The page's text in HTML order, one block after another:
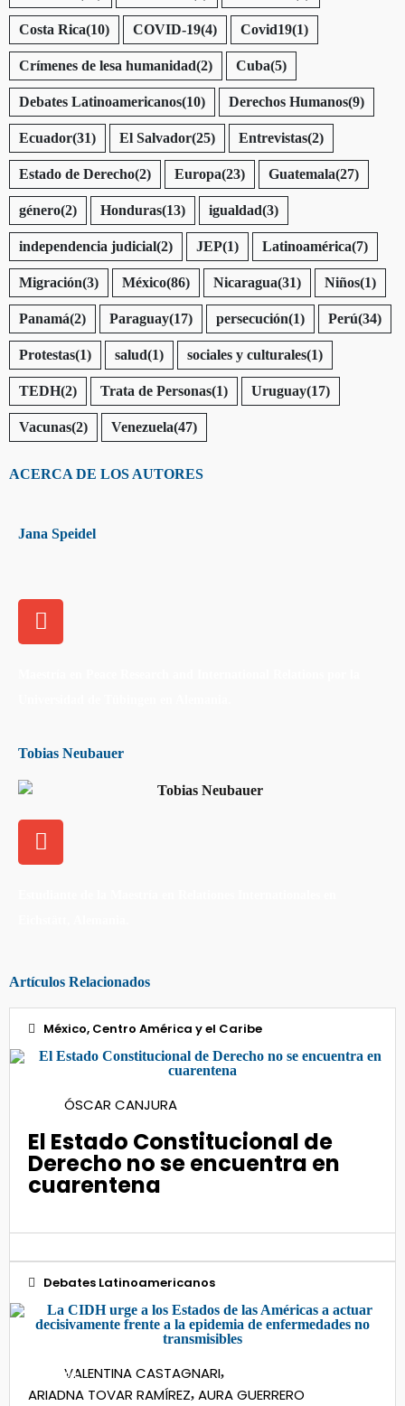
Costa Rica(10) COVID-19(4) Covid19(1)
Crímenes de lesa humanidad(2) Cuba(5)
Debates Latinoamericanos(10) Derechos Humanos(9)
Ecuador(31) El Salvador(25) Entrevistas(2)
Estado de Derecho(2) Europa(23) Guatemala(27)
género(2) Honduras(13) igualdad(3)
independencia judicial(2) JEP(1) Latinoamérica(7)
Migración(3) México(86) Nicaragua(31) Niños(1)
Panamá(2) Paraguay(17) persecución(1) Perú(34)
Protestas(1) salud(1) sociales y culturales(1)
TEDH(2) Trata de Personas(1) Uruguay(17)
Vacunas(2) Venezuela(47)
ACERCA DE LOS AUTORES
Jana Speidel
Tobias Neubauer
Artículos Relacionados
México, Centro América y el Caribe
17ÓSCAR CANJURA
El Estado Constitucional de
Derecho no se encuentra en
cuarentena
Debates Latinoamericanos
07
Dic 2023VALENTINA CASTAGNARI,
ARIADNA TOVAR RAMÍREZ, AURA GUERRERO